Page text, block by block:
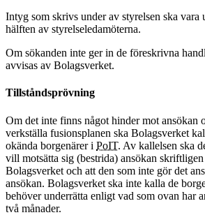
Intyg som skrivs under av styrelsen ska vara
hälften av styrelseledamöterna.
Om sökanden inte ger in de föreskrivna
avvisas av Bolagsverket.
Tillståndsprövning
Om det inte finns något hinder mot ansökan
verkställa fusionsplanen ska Bolagsverket
okända borgenärer i PoIT. Av kallelsen ska
vill motsätta sig (bestrida) ansökan
Bolagsverket och att den som inte gör det
ansökan. Bolagsverket ska inte kalla de
behöver underrätta enligt vad som ovan har
två månader.